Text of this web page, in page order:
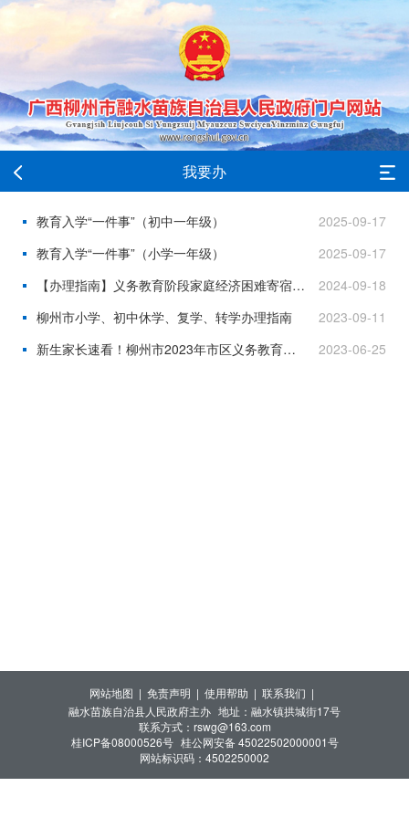
我要办
教育入学“一件事”（初中一年级）
2025-09-17
教育入学“一件事”（小学一年级）
2025-09-17
【办理指南】义务教育阶段家庭经济困难寄宿生生活费补助
2024-09-18
柳州市小学、初中休学、复学、转学办理指南
2023-09-11
新生家长速看！柳州市2023年市区义务教育学校网络报名指南来了
2023-06-25
网站地图 | 免责声明 | 使用帮助 | 联系我们 |
融水苗族自治县人民政府主办 地址：融水镇拱城街17号
联系方式：rswg@163.com
桂ICP备08000526号 桂公网安备 45022502000001号
网站标识码：4502250002